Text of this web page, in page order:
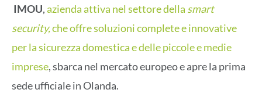
IMOU,azienda attiva nel settore della smart
security,che offre soluzioni complete e innovative
per la sicurezza domestica e delle piccole e medie
imprese, sbarca nel mercato europeo e apre la prima
sede ufficiale in Olanda.